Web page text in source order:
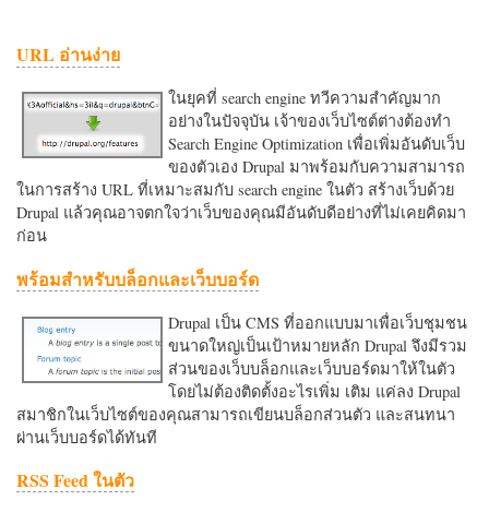
URL อ่านง่าย
ในยุคที่ search engine ทวีความสำคัญมาก
อย่างในปัจจุบัน เจ้าของเว็บไซต์ต่างต้องทำ
Search Engine Optimization เพื่อเพิ่มอันดับเว็บ
ของตัวเอง Drupal มาพร้อมกับความสามารถ
ในการสร้าง URL ที่เหมาะสมกับ search engine ในตัว สร้างเว็บด้วย
Drupal แล้วคุณอาจตกใจว่าเว็บของคุณมีอันดับดีอย่างที่ไม่เคยคิดมา
ก่อน
พร้อมสำหรับบล็อกและเว็บบอร์ด
Drupal เป็น CMS ที่ออกแบบมาเพื่อเว็บชุมชน
ขนาดใหญ่เป็นเป้าหมายหลัก Drupal จึงมีรวม
ส่วนของเว็บบล็อกและเว็บบอร์ดมาให้ในตัว
โดยไม่ต้องติดตั้งอะไรเพิ่ม เติม แค่ลง Drupal
สมาชิกในเว็บไซต์ของคุณสามารถเขียนบล็อกส่วนตัว และสนทนา
ผ่านเว็บบอร์ดได้ทันที
RSS Feed ในตัว